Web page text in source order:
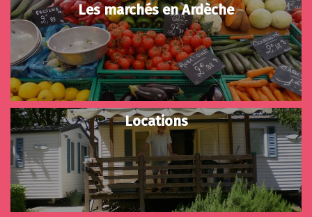
Les marchés en Ardèche
Locations